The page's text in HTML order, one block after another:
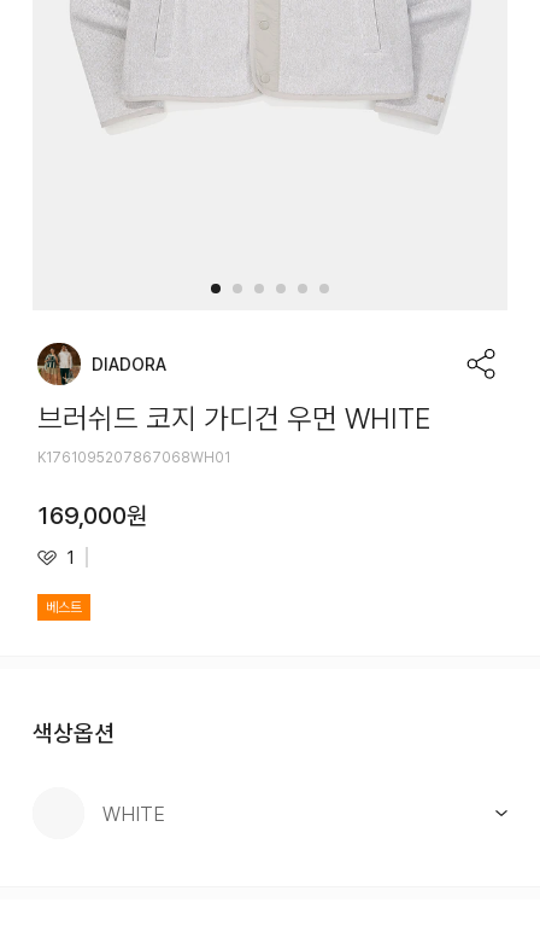
DIADORA
브러쉬드 코지 가디건 우먼 WHITE
K1761095207867068WH01
169,000원
1
베스트
색상옵션
WHITE